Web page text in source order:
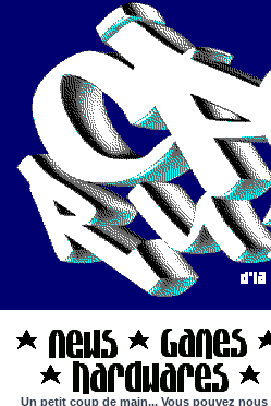
Un petit coup de main... Vous pouvez